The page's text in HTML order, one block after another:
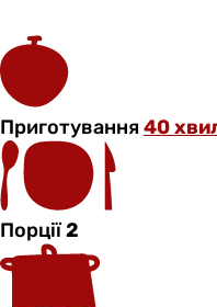
Приготування40
Порції2